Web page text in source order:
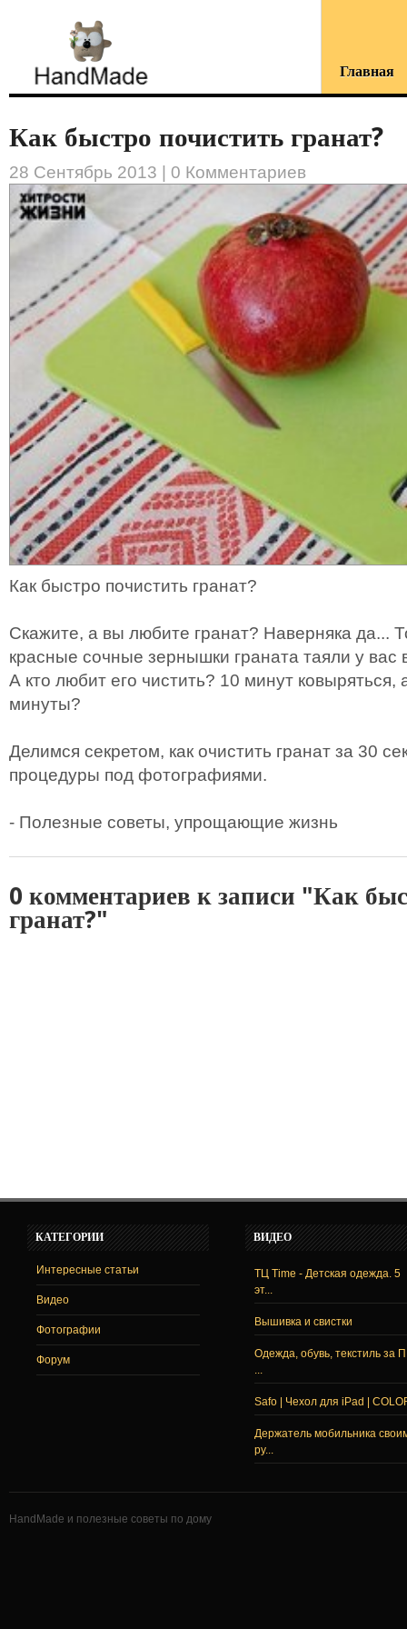
Главная
Как быстро почистить гранат?
28 Сентябрь 2013 | 0 Комментариев
Как быстро почистить гранат?
Скажите, а вы любите гранат? Наверняка да...
красные сочные зернышки граната таяли у вас
А кто любит его чистить? 10 минут ковыряться,
минуты?
Делимся секретом, как очистить гранат за 30
процедуры под фотографиями.
- Полезные советы, упрощающие жизнь
0 комментариев к записи "Как
гранат?"
КАТЕГОРИИ
Интересные статьи
Видео
Фотографии
Форум
ВИДЕО
ТЦ Time - Детская одежда. 5
эт...
Вышивка и свистки
Одежда, обувь, текстиль за
...
Safo | Чехол для iPad |
Держатель мобильника
ру...
HandMade и полезные советы по дому